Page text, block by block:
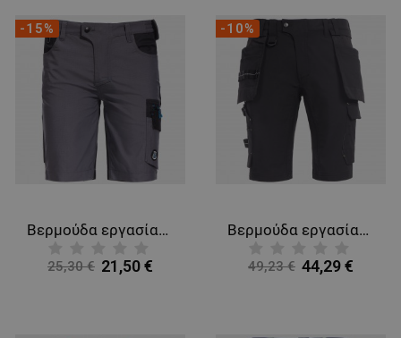
-15%
Βερμούδα εργασίας REVOLT RIPSTOP STRETCH
25,30 € 21,50 €
-10%
Βερμούδα εργασίας TASK BLACK
49,23 € 44,29 €